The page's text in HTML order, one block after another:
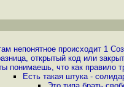
непонятное происходит 1
открытый код или
понимаешь, что как правило
Есть такая штука -